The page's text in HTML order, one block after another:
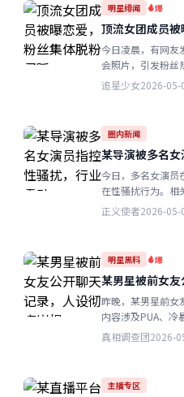
明星绯闻 爆
顶流女团成员
今日凌晨，有网友
会照片，引发粉丝
话题迅速冲上热搜
追星少女2026-05-
圈内新闻
某导演被多名
今日，多名女演员
在性骚扰行为。相
布暂停与该导演的
正义使者2026-05-
明星黑料 爆
某男星被前女
昨晚，某男星前女
内容涉及PUA、冷
年的暖男形象瞬间
真相调查团2026-
主播专区